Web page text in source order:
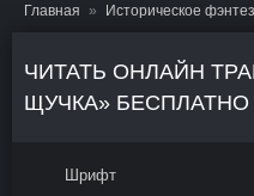
Главная Историческое
ЧИТАТЬ ОНЛАЙН
ЩУЧКА» БЕСПЛАТНО
Шрифт